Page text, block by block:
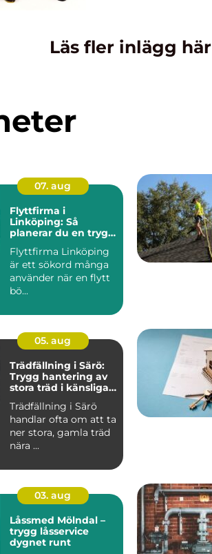
Läs fler inlägg här
07. aug
Flyttfirma i
Linköping: Så
planerar du en trygg
Flyttfirma Linköping
är ett sökord många
använder när en flytt
bö...
05. aug
Trädfällning i Särö:
Trygg hantering av
stora träd i känsliga
Trädfällning i Särö
handlar ofta om att ta
ner stora, gamla träd
nära ...
03. aug
Låssmed Mölndal –
trygg låsservice
dygnet runt